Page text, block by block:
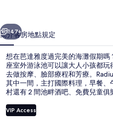
相
片
集
個 下一個
147+
簡介客房地點規定
想在芭達雅度過完美的海灘假期
座室外游泳池可以讓大人小孩都
去做按摩、臉部療程和芳療。
其中一間，主打國際料理，早餐
村還有 2 間池畔酒吧、免費兒童俱
VIP Access